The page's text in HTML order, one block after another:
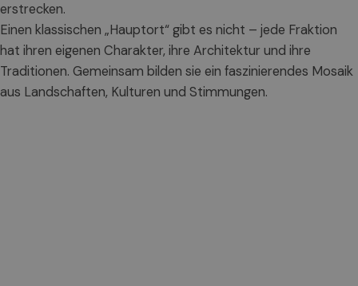
erstrecken.
Einen klassischen „Hauptort“ gibt es nicht – jede Fraktion
hat ihren eigenen Charakter, ihre Architektur und ihre
Traditionen. Gemeinsam bilden sie ein faszinierendes Mosaik
aus Landschaften, Kulturen und Stimmungen.